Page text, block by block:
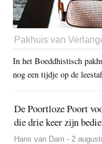
Pakhuis van
In het Boeddhistisch
nog een tijdje op de
De Poortloze Poort
die drie keer zijn
Hans van Dam - 2